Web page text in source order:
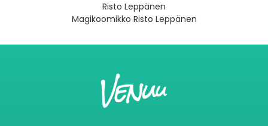
Risto Leppänen
Magikoomikko Risto Leppänen